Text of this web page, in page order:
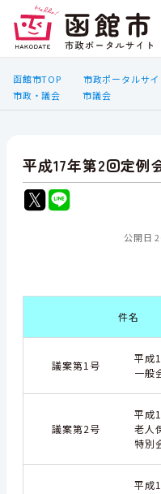
函館市TOP 市政ポータルサ
市政・議会
市議会
平成17年第2回定例
公開日
件名
議案第1号
平成
一般
議案第2号
平成
老人
特別
平成